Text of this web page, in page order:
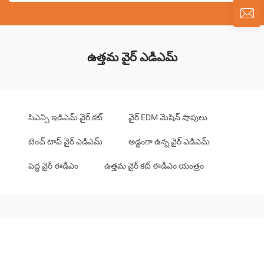
ఉత్తమ వైర్ ఎడిఎమ్
సిఎన్సి ఇడిఎమ్ వైర్ కట్ వైర్ EDM మెషిన్ షాపులు
బెంచ్ టాప్ వైర్ ఎడిఎమ్ అడ్డంగా ఉన్న వైర్ ఎడిఎమ్
పెద్ద వైర్ ఈడీఎం ఉత్తమ వైర్ కట్ ఈడీఎం యంత్రం